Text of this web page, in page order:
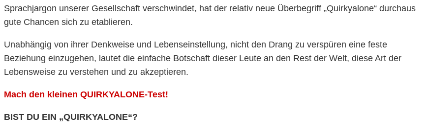
Sprachjargon unserer Gesellschaft verschwindet, hat der relativ neue Überbegriff „Quirkyalone“ durchaus
gute Chancen sich zu etablieren.
Unabhängig von ihrer Denkweise und Lebenseinstellung, nicht den Drang zu verspüren eine feste
Beziehung einzugehen, lautet die einfache Botschaft dieser Leute an den Rest der Welt, diese Art der
Lebensweise zu verstehen und zu akzeptieren.
Mach den kleinen QUIRKYALONE-Test!
BIST DU EIN „QUIRKYALONE“?